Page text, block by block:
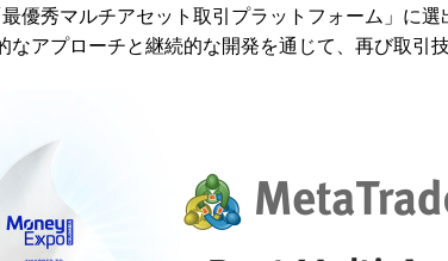
優秀マルチアセット取引プラットフォーム」に
アプローチと継続的な開発を通じて、再び取引